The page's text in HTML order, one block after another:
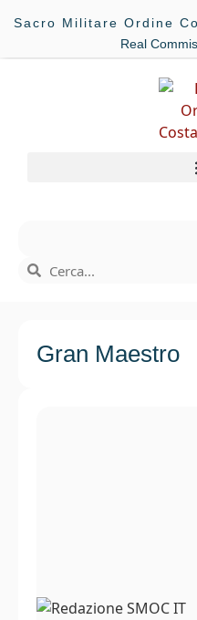
Sacro Militare Ordine
Real
Gran Maestro